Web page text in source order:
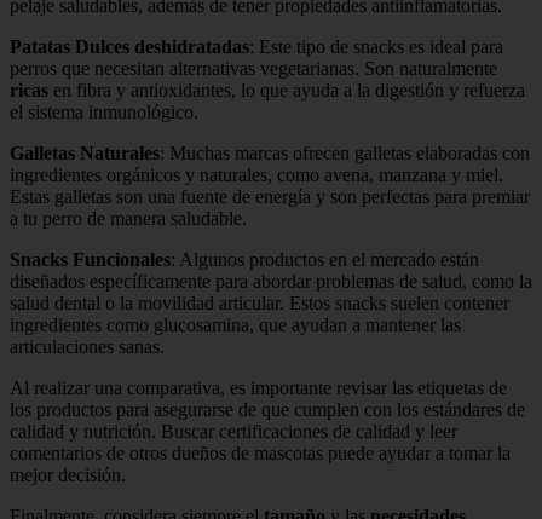
pelaje saludables, además de tener propiedades antiinflamatorias.
Patatas Dulces deshidratadas: Este tipo de snacks es ideal para
perros que necesitan alternativas vegetarianas. Son naturalmente
ricas en fibra y antioxidantes, lo que ayuda a la digestión y refuerza
el sistema inmunológico.
Galletas Naturales: Muchas marcas ofrecen galletas elaboradas con
ingredientes orgánicos y naturales, como avena, manzana y miel.
Estas galletas son una fuente de energía y son perfectas para premiar
a tu perro de manera saludable.
Snacks Funcionales: Algunos productos en el mercado están
diseñados específicamente para abordar problemas de salud, como la
salud dental o la movilidad articular. Estos snacks suelen contener
ingredientes como glucosamina, que ayudan a mantener las
articulaciones sanas.
Al realizar una comparativa, es importante revisar las etiquetas de
los productos para asegurarse de que cumplen con los estándares de
calidad y nutrición. Buscar certificaciones de calidad y leer
comentarios de otros dueños de mascotas puede ayudar a tomar la
mejor decisión.